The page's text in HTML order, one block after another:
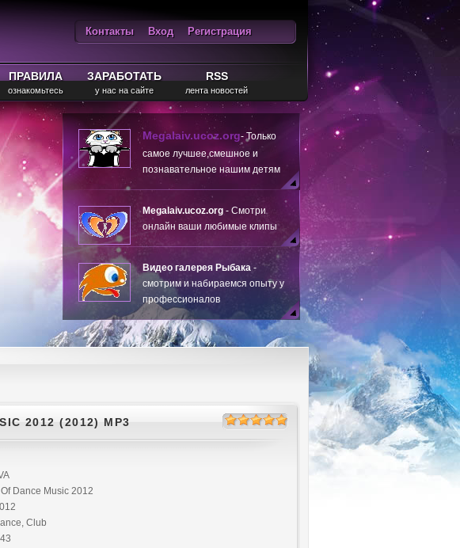
Контакты Вход
Регистрация
ПРАВИЛА
ознакомьтесь
ЗАРАБОТАТЬ
у нас на сайте
RSS
лента новостей
Megalaiv.ucoz.org- Только
самое лучшее,смешное и
познавательное нашим детям
Megalaiv.ucoz.org - Смотри
онлайн ваши любимые клипы
Видео галерея Рыбака -
смотрим и набираемся опыту у
профессионалов
2012 (2012) MP3
Of Dance Music 2012
Club
43